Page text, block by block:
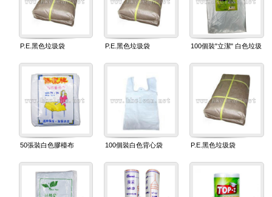
P.E.黑色垃圾袋
P.E.黑色垃圾袋
100個裝"立潔" 白色垃圾
50張裝白色膠檯布 100個裝白色背心袋
P.E.黑色垃圾袋